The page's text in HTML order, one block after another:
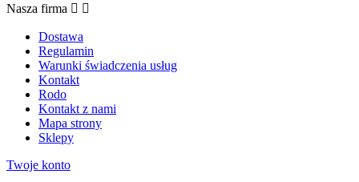
Nasza firma  
Dostawa
Regulamin
Warunki świadczenia usług
Kontakt
Rodo
Kontakt z nami
Mapa strony
Sklepy
Twoje konto